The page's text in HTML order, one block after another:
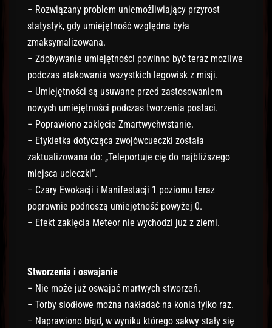
– Rozwiązany problem uniemożliwiający przyrost
statystyk, gdy umiejętność względna była
zmaksymalizowana.
– Zdobywanie umiejętności powinno być teraz możliwe
podczas atakowania wszystkich legowisk z misji.
– Umiejętności są usuwane przed zastosowaniem
nowych umiejętności podczas tworzenia postaci.
– Poprawiono zaklęcie Zmartwychwstanie.
– Etykietka dotycząca zwojówcueczki została
zaktualizowana do: „Teleportuje cię do najbliższego
miejsca ucieczki”.
– Czary Ewokacji i Manifestacji 1 poziomu teraz
poprawnie podnoszą umiejętność powyżej 0.
– Efekt zaklęcia Meteor nie wychodzi już z ziemi.
Stworzenia i oswajanie
– Nie może już oswajać martwych stworzeń.
– Torby siodłowe można nakładać na konia tylko raz.
– Naprawiono błąd, w wyniku którego sakwy stały się